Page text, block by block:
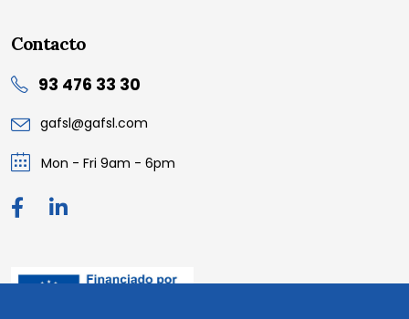
Contacto
93 476 33 30
gafsl@gafsl.com
Mon - Fri 9am - 6pm